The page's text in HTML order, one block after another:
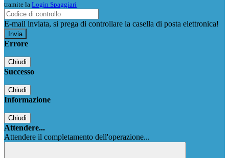
tramite la Login Spaggiari
E-mail inviata, si prega di controllare la casella di posta elettronica!
Errore
Chiudi
Successo
Chiudi
Informazione
Chiudi
Attendere...
Attendere il completamento dell'operazione...